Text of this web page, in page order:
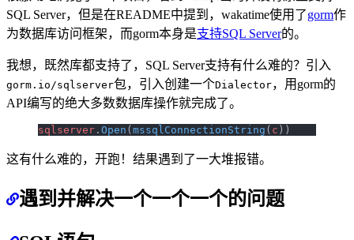
SQL Server，但是在README中提到，wakatime使用了gorm作
为数据库访问框架，而gorm本身是支持SQL Server的。
我想，既然库都支持了，SQL Server支持有什么难的？引入
gorm.io/sqlserver包，引入创建一个Dialector，用gorm的
API编写的绝大多数数据库操作就完成了。
sqlserver . Open ( mssqlConnectionString ( c ))
这有什么难的，开跑！结果遇到了一大堆报错。
遇到并解决一个一个一个的问题